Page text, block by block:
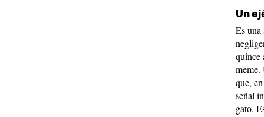
Un
Es
quince
meme.
que,
señal
gato.